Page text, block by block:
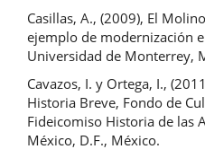
Casillas, A., (2009), El
ejemplo de modernización
Universidad de Monterrey,
Cavazos, I. y Ortega, I.,
Historia Breve, Fondo de
Fideicomiso Historia de las
México, D.F., México.